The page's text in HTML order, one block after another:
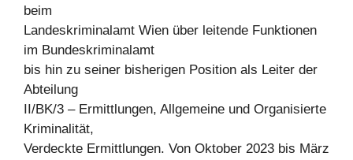
beim
Landeskriminalamt Wien über leitende Funktionen
im Bundeskriminalamt
bis hin zu seiner bisherigen Position als Leiter der
Abteilung
II/BK/3 – Ermittlungen, Allgemeine und Organisierte
Kriminalität,
Verdeckte Ermittlungen. Von Oktober 2023 bis März